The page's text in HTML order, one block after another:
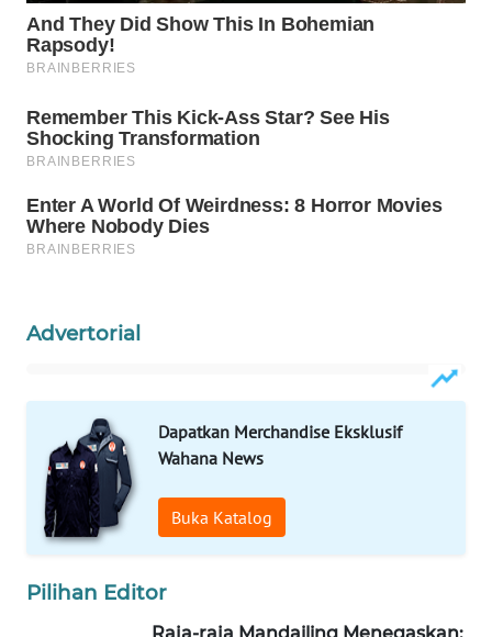
Advertorial
Dapatkan Merchandise Eksklusif
Wahana News
Buka Katalog
Pilihan Editor
MASYARAKAT
KELISTRIKAN
WALINKI
ID
MAWAKA
ID
MKLI
LPKKI